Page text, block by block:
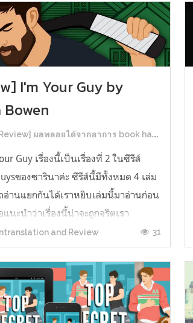
หลังจาก HR จะดำเนินเ...
I'm Your Guy by
Bowen
ผลพลอยได้จากอาการ book hangover หลังอ่านสารพัน MM Romance
Guy เรื่องนี้เป็นเรื่องที่ 2 ในซีรีส์
ของซารินาค่ะ ซีรีส์นี้มีทั้งหมด 4 เล่ม
อ่านแยกกันได้เราหยิบเล่มนี้มาอ่านก่อน
แนะนำว่าเรื่องนี้น่าจะถูกจริตเรา
เรื่องนี้เป็นเรื่องราวของ TOMMASO
กี้ NHL กับ Carter มัณฑนากรมือฉมัง
พิ่งโดนเทร...
and Review 31